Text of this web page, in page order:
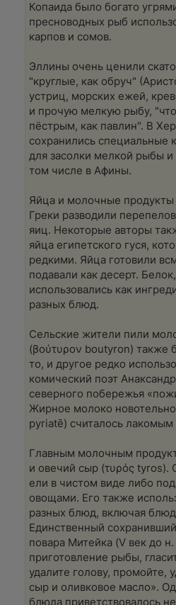
Копаида было богато
пресноводных рыб
карпов и сомов.
Эллины очень ценили
"круглые, как обруч"
устриц, морских ежей,
и прочую мелкую рыбу,
пёстрым, как павлин". В
сохранились специальные
для засолки мелкой рыбы
том числе в Афины.
Яйца и молочные продукты
Греки разводили
яиц. Некоторые авторы
яйца египетского гуся,
редкими. Яйца готовили
подавали как десерт.
использовались как
разных блюд.
Сельские жители пили
(βούτυρον boutyron) также
то, и другое редко
комический поэт
северного побережья
Жирное молоко
pyriatē) считалось лакомым
Главным молочным
и овечий сыр (τυρός
ели в чистом виде либо
овощами. Его также
разных блюд, включая
Единственный
повара Митейка (V век до
приготовление рыбы,
удалите голову, промойте,
сыр и оливковое масло».
блюда приветствовалось